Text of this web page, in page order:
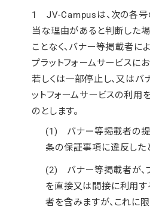
1 JV-Campusは、次の各号
当な理由があると判断した
ことなく、バナー等掲載者に
プラットフォームサービスに
若しくは一部停止し、又はバ
ットフォームサービスの利用
のとします。
(1) バナー等掲載者の提
条の保証事項に違反した
(2) バナー等掲載者が、
を直接又は間接に利用す
者を含みますが、これに